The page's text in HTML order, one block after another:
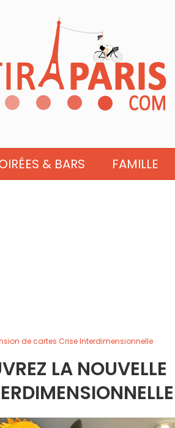
& BARS FAMILLE
de cartes Crise Interdimensionnelle
LA NOUVELLE